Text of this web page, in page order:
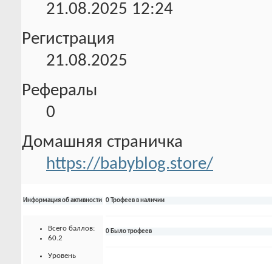
21.08.2025 12:24
Регистрация
21.08.2025
Рефералы
0
Домашняя страничка
https://babyblog.store/
Информация об активности
Всего баллов:
60.2
Уровень
0 Трофеев в наличии
0 Было трофеев